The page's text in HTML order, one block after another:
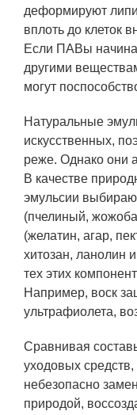
деформируют
вплоть до клеток
Если ПАВы
другими
могут
Натуральные
искусственных,
реже. Однако они
В качестве
эмульсии
(пчелиный,
(желатин, агар,
хитозан, ланолин
тех этих
Например, воск
ультрафиолета,
Сравнивая
уходовых
небезопасно
природой,